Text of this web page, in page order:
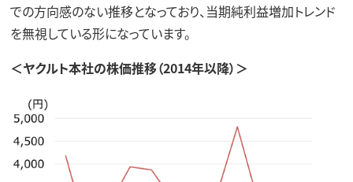
での方向感のない推移となっており、当期純利益増加トレンド
を無視している形になっています。
＜ヤクルト本社の株価推移（2014年以降）＞